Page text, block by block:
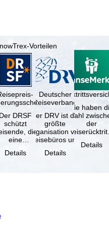
Vorteilen
Der DRSF
schützt
die
eine
oder
Details
Deutscher
Reiseverband
Der DRV ist die
größte
Organisation von
Reisebüros und
Reiseveranstaltern
in …
Details
Sie haben
Wahl
der
(inklusive
Details